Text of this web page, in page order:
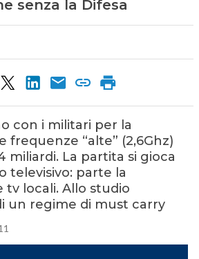
senza la Difesa
con i militari per la
frequenze “alte” (2,6Ghz)
miliardi. La partita si gioca
televisivo: parte la
locali. Allo studio
un regime di must carry